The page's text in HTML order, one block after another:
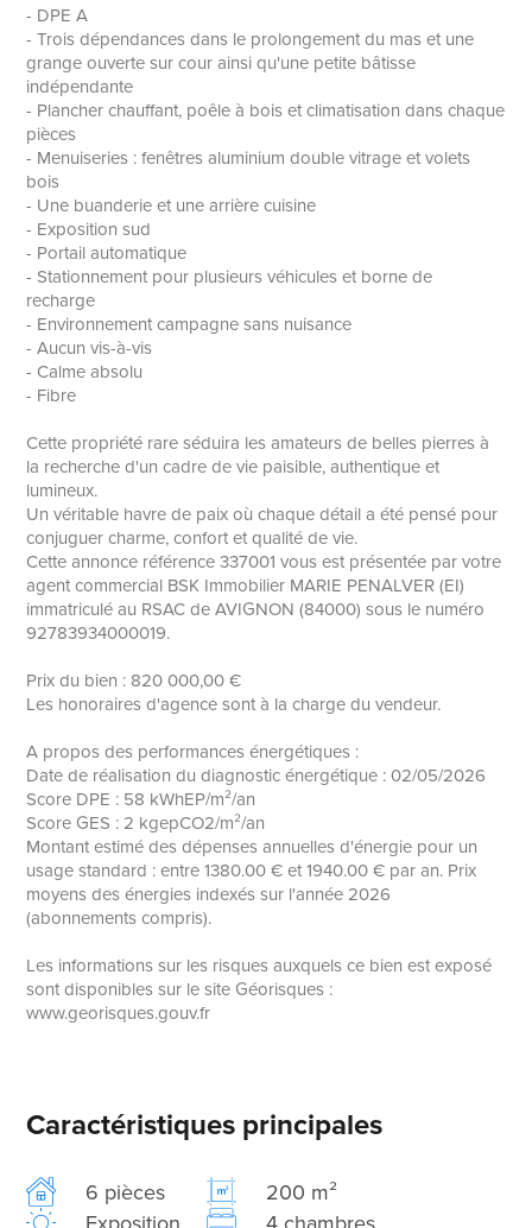
- DPE A
- Trois dépendances dans le prolongement du mas et une
grange ouverte sur cour ainsi qu'une petite bâtisse
indépendante
- Plancher chauffant, poêle à bois et climatisation dans chaque
pièces
- Menuiseries : fenêtres aluminium double vitrage et volets
bois
- Une buanderie et une arrière cuisine
- Exposition sud
- Portail automatique
- Stationnement pour plusieurs véhicules et borne de
recharge
- Environnement campagne sans nuisance
- Aucun vis-à-vis
- Calme absolu
- Fibre
Cette propriété rare séduira les amateurs de belles pierres à
la recherche d'un cadre de vie paisible, authentique et
lumineux.
Un véritable havre de paix où chaque détail a été pensé pour
conjuguer charme, confort et qualité de vie.
Cette annonce référence 337001 vous est présentée par votre
agent commercial BSK Immobilier MARIE PENALVER (EI)
immatriculé au RSAC de AVIGNON (84000) sous le numéro
92783934000019.
Prix du bien : 820 000,00 €
Les honoraires d'agence sont à la charge du vendeur.
A propos des performances énergétiques :
Date de réalisation du diagnostic énergétique : 02/05/2026
Score DPE : 58 kWhEP/m²/an
Score GES : 2 kgepCO2/m²/an
Montant estimé des dépenses annuelles d'énergie pour un
usage standard : entre 1380.00 € et 1940.00 € par an. Prix
moyens des énergies indexés sur l'année 2026
(abonnements compris).
Les informations sur les risques auxquels ce bien est exposé
sont disponibles sur le site Géorisques :
www.georisques.gouv.fr
Caractéristiques principales
6 pièces
200 m²